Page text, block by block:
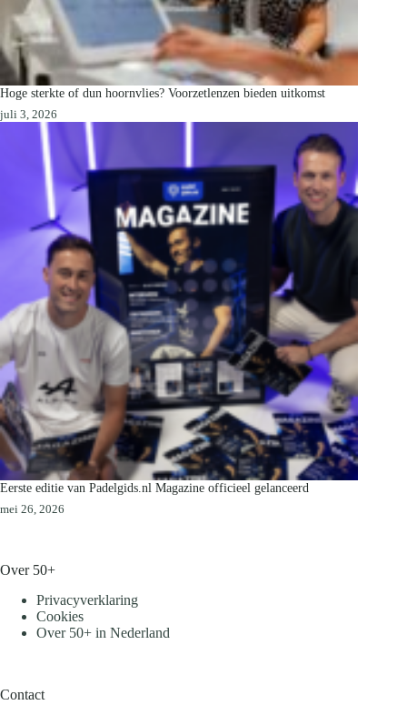
Hoge sterkte of dun hoornvlies? Voorzetlenzen bieden uitkomst
juli 3, 2026
Eerste editie van Padelgids.nl Magazine officieel gelanceerd
mei 26, 2026
Over 50+
Privacyverklaring
Cookies
Over 50+ in Nederland
Contact